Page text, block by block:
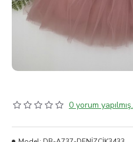
0 yorum yapılmış.